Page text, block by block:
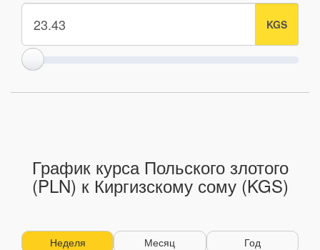
График курса Польского злотого
(PLN) к Киргизскому сому (KGS)
Неделя Месяц Год